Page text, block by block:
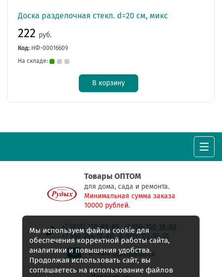
Доска разделочная стекл. d=20 см, микс
222 руб.
Код: НФ-00016609
На складе:
В корзину
Товары ОПТОМ
для дома, сада и ремонта.
Минимальная сумма заказа
10000 рублей.
+7 (831) 218-88-89
+7 950-350-18-80
+7 950-354-18-80
8-800-511-97-55
E-mail:rudyh@list.ru
Мы используем файлы cookie для
обеспечения корректной работы сайта,
аналитики и повышения удобства.
Продолжая использовать сайт, вы
соглашаетесь на использование файлов